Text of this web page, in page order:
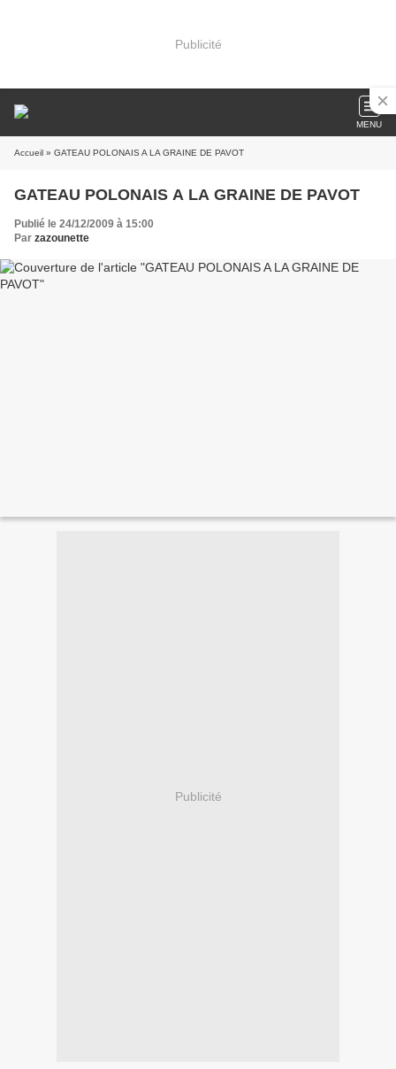
Publicité
MENU
Accueil » GATEAU POLONAIS A LA GRAINE DE PAVOT
GATEAU POLONAIS A LA GRAINE DE PAVOT
Publié le 24/12/2009 à 15:00
Par zazounette
Publicité